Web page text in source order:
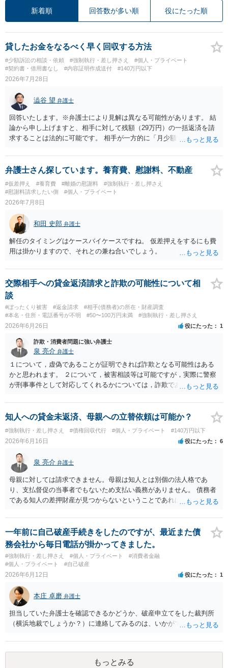
新着順 回答数が多い順 役にたった順
貸したお金をなるべく早く回収する方法
#少額訴訟の相談・依頼 #強制執行・差し押さえ
#個人・プライベート
#契約書・借用書なし
#内容証明作成送付 #140万円以下
2026年7月28日
澁谷 望 弁護士
回答いたします。※弁護士により見解は異なる可能性があります。 結
論から申し上げますと、相手に対して残額（29万円）の一括返済を請
求することは法的に可能です。 相手が一方的に「月少額ずつ返す」と
は成立していません。当初の返済期日も過ぎているため、一括返済を
求める権利があります。 具体的には、以下の手順で進めるのが効果的
です。 分割拒否と一括請求の通知：PayPayのメッセージ等で「分割
払いには同意していないため、残額の一括払いを求める」旨を明確に
伝えます。 相手の本名・住所の確認：応じない場合に法的手段（少額
まず本名や住所の特定を進めてください。 相手が購入した高額商品
（Switch2等）の事実も踏まえ、応じない場合は法的措置を辞さない姿
勢で交渉に臨むのが現実的かと思います。
弁護士さん探しています。養育費、慰謝料、不動産
#仮差押え #養育費 #離婚の慰謝料
#強制執行・差し押さえ
#慰謝料請求したい側
#個人・プライベート
2026年7月8日
和田 史郎 弁護士
解任のタイミングはケースバイケースですね。 仮差押えをするにも費
用は掛かりますので、それとの兼ね合いでしょう。
交際相手への貸金返済請求と詐欺の可能性について相
談
#ぼったくり被害 #返金請求
#相手(債務者)の所在・財産調査
#本名・住所・電話番号が不明
#50〜100万円未満 #強制執行・差し押さえ
2026年6月26日 役にたった 1
詐欺・消費者問題に強い弁護士
泉 亮介 弁護士
１について，虚偽であることが証明できれば詐欺となる可能性はある
かと思われます。 ２について，被害相談等は可能ですが，実際に警察
が刑事事件として対応してくれるかについては，詐欺であることをど
す。 ３について，相手と連絡が取れるのであれば内容証明や電話での
連絡等から交渉をすることtなるかと思われます。弁護士を立てること
を想定されている場合，裁判をする場合だと，弁護士費用との関係か
ら全額回収できたとしてもご自身の経済的な利益は少ないかと思われ
ます。 ４について，実際の内容次第ですが，可能な場合も多いです。
５について，可能かと思われます。 ６について，内容証明については
住んで居る場所が判明しないと送付は出来ないでしょう。裁判手続き
については，住民票上の住所へ住んでいないことを調査したうえで，
公示送達という方法により訴訟提起することとなります。 ７につい
て，プライバシー権侵害や名誉権侵害として相手から逆に請求を受け
るきっかけとなりかねないため，避けたほうが良いかと思われます。
知人への貸金未返済、母親への立替依頼は可能か？
#強制執行・差し押さえ #債権回収代行 #個人・プライベート #140万円以下
2026年6月16日 役にたった 6
泉 亮介 弁護士
母親に対しては請求できません。母親は知人とは別個の法人格であ
り、支払督促の当事者でもないため支払い義務がありません。 債務者
である知人の差押財産が見つからないということであれば、現実的に
一年前に自己破産手続きをしたのですが、最近また債
務会社から毎日電話が掛かってきました。
#強制執行・差し押さえ #個人・プライベート
#消費者金融
#個人・プライベート
#自己破産
2026年6月12日 役にたった 1
本庄 卓磨 弁護士
担当していた弁護士を確認できるかどうか、破産申立てをした裁判所
（横浜地裁でしょうか？）に連絡してみるのは、いかがでしょうか。
もっとみる